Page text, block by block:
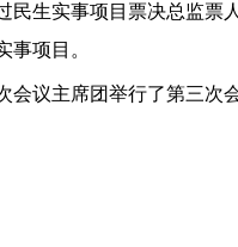
民生实事项目票决总监票
事项目。
会议主席团举行了第三